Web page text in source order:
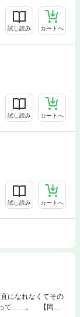
試し読み カートへ
試し読み カートへ
試し読み カートへ
になれなくてその
って……。 【同時